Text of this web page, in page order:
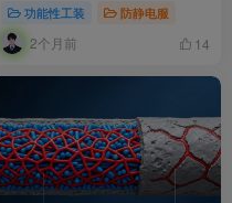
功能性工装 防静电服
2个月前 14